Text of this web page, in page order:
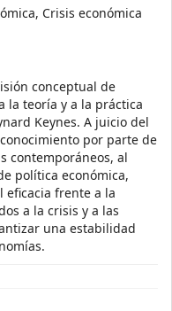
Crisis económica
conceptual de
la teoría y a la práctica
Keynes. A juicio del
por parte de
contemporáneos, al
política económica,
eficacia frente a la
a la crisis y a las
una estabilidad